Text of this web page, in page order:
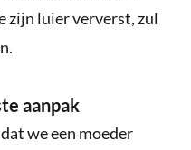
zijn luier ververst, zul
aanpak
we een moeder